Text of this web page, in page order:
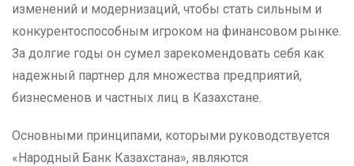
изменений и модернизаций, чтобы стать сильным и
конкурентоспособным игроком на финансовом рынке.
За долгие годы он сумел зарекомендовать себя как
надежный партнер для множества предприятий,
бизнесменов и частных лиц в Казахстане.
Основными принципами, которыми руководствуется
«Народный Банк Казахстана», являются